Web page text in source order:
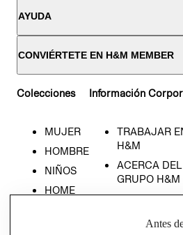
AYUDA
CONVIÉRTETE EN H&M MEMBER
Colecciones
MUJER
HOMBRE
NIÑOS
HOME
Información
TRABAJAR
H&M
ACERCA DEL
GRUPO H&M
Antes